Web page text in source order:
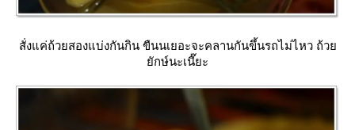
สั่งแค่ถ้วยสองแบ่งกันกิน ขืนนเยอะจะคลานกันขึ้นรถไม่ไหว ถ้ว
ักษ์นะเนี๊ยะ